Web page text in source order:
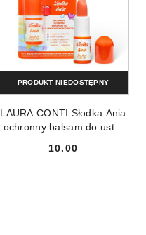
LAURA CONTI Słodka Ania
ochronny balsam do ust o
Cena:
10.00
PRODUKT NIEDOSTĘPNY